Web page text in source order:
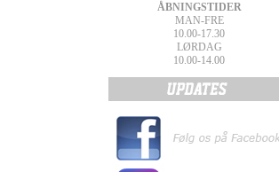
ÅBNINGSTIDER
MAN-FRE
10.00-17.30
LØRDAG
10.00-14.00